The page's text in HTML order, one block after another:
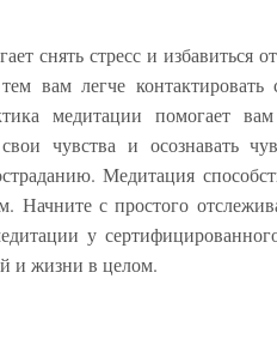
снять стресс и
тем вам легче
медитации помогает
свои чувства и осознавать
Медитация
Начните с простого
у
и жизни в целом.